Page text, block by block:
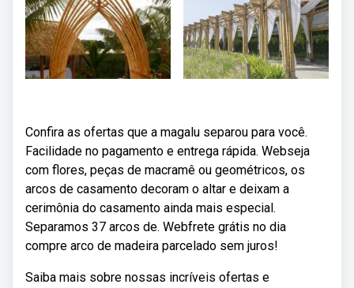
Confira as ofertas que a magalu separou para você.
Facilidade no pagamento e entrega rápida. Webseja
com flores, peças de macramê ou geométricos, os
arcos de casamento decoram o altar e deixam a
cerimônia do casamento ainda mais especial.
Separamos 37 arcos de. Webfrete grátis no dia
compre arco de madeira parcelado sem juros!
Saiba mais sobre nossas incríveis ofertas e